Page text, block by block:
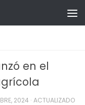
en el
2024 · ACTUALIZADO